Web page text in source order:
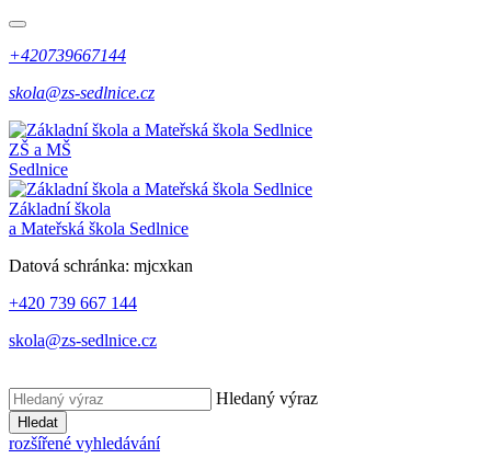
+420739667144
skola@zs-sedlnice.cz
ZŠ a MŠ
Sedlnice
Základní škola
a Mateřská škola Sedlnice
Datová schránka: mjcxkan
+420 739 667 144
skola@zs-sedlnice.cz
Hledaný výraz
Hledat
rozšířené vyhledávání